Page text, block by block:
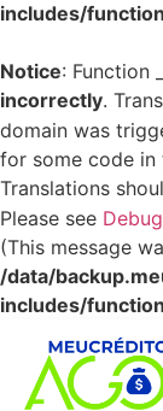
includes/
Notice: Function
incorrectly.
domain was
for some code in
Translations
Please see
(This message
/data/
includes/